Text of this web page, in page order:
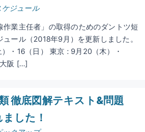
ケジュール
作業主任者」の取得のためのダントツ短
ール（2018年9月）を更新しました。
・16（日） 東京 : 9月20（木）・
阪 […]
徹底図解テキスト&問題
した！